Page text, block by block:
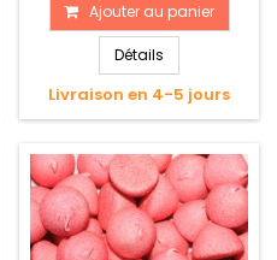
Ajouter au panier
Détails
Livraison en 4-5 jours